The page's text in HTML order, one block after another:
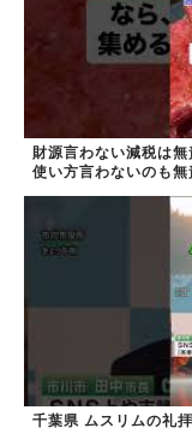
財源言わない減税は
使い方言わないのも無
千葉県 ムスリムの礼